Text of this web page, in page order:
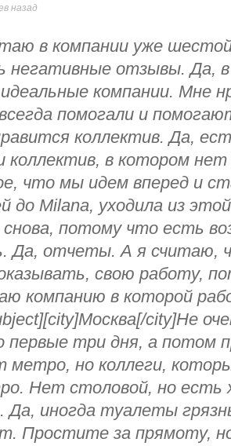
назад
в компании уже
негативные отзывы. Да, в
компании. Мне
помогали и
коллектив. Да,
коллектив, в котором
что мы идем вперед и
до Milana, уходила из
снова, потому что есть
Да, отчеты. А я считаю,
свою работу,
компанию в которой
city]Не
первые три дня, а потом
метро, но коллеги,
Нет столовой, но есть
Да, иногда туалеты
Простите за прямоту,